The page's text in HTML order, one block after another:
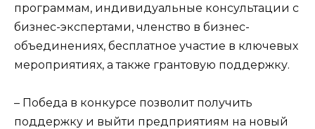
программам, индивидуальные консультации с
бизнес-экспертами, членство в бизнес-
объединениях, бесплатное участие в ключевых
мероприятиях, а также грантовую поддержку.
– Победа в конкурсе позволит получить
поддержку и выйти предприятиям на новый